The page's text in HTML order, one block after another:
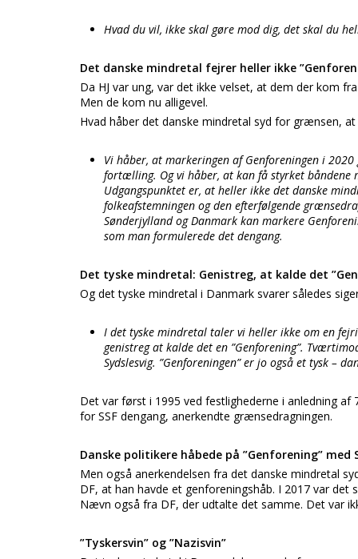
Hvad du vil, ikke skal gøre mod dig, det skal du
Det danske mindretal fejrer heller ikke
Da HJ var ung, var det ikke velset, at dem der kom
Men de kom nu alligevel.
Hvad håber det danske mindretal syd for grænsen, at
Vi håber, at markeringen af Genforeningen i
fortælling. Og vi håber, at kan få styrket båndene
Udgangspunktet er, at heller ikke det danske
folkeafstemningen og den efterfølgende
Sønderjylland og Danmark kan markere
som man formulerede det dengang.
Det tyske mindretal: Genistreg, at kalde det
Og det tyske mindretal i Danmark svarer således siger
I det tyske mindretal taler vi heller ikke om en
genistreg at kalde det en ”Genforening”.
Sydslesvig. ”Genforeningen” er jo også et tysk –
Det var først i 1995 ved festlighederne i anledning af
for SSF dengang, anerkendte grænsedragningen.
Danske politikere håbede på ”Genforening” med
Men også anerkendelsen fra det danske mindretal
DF, at han havde et genforeningshåb. I 2017 var
Nævn også fra DF, der udtalte det samme. Det var
”Tyskersvin” og ”Nazisvin”